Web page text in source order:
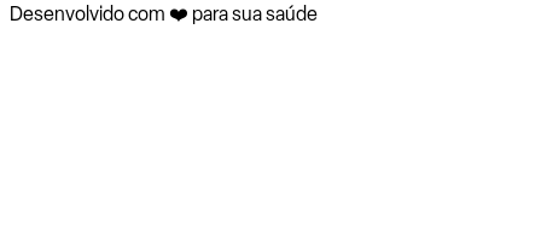
Desenvolvido com ❤️ para sua saúde